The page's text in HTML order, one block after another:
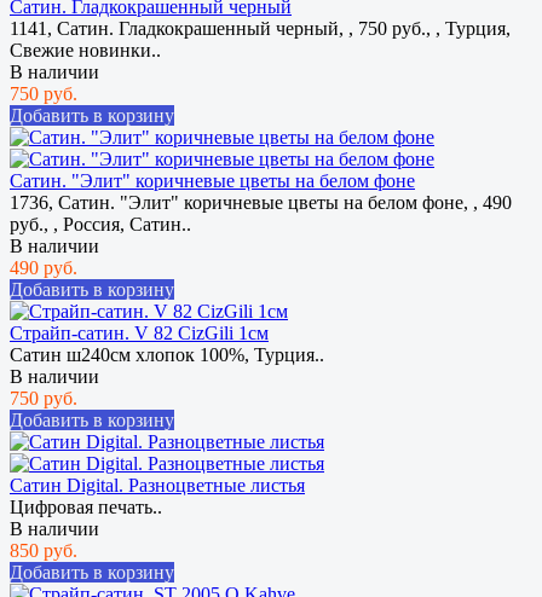
Сатин. Гладкокрашенный черный
1141, Сатин. Гладкокрашенный черный, , 750 руб., , Турция,
Свежие новинки..
В наличии
750 руб.
Добавить в корзину
Сатин. "Элит" коричневые цветы на белом фоне
1736, Сатин. "Элит" коричневые цветы на белом фоне, , 490
руб., , Россия, Сатин..
В наличии
490 руб.
Добавить в корзину
Страйп-сатин. V 82 CizGili 1см
Сатин ш240см хлопок 100%, Турция..
В наличии
750 руб.
Добавить в корзину
Сатин Digital. Разноцветные листья
Цифровая печать..
В наличии
850 руб.
Добавить в корзину